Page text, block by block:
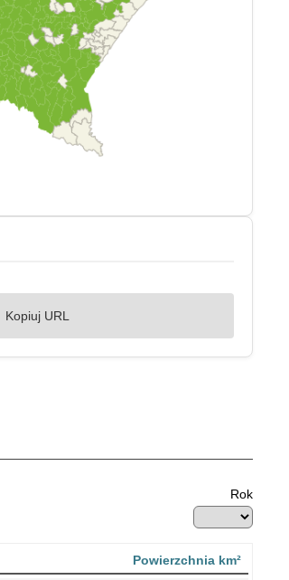
Kopiuj URL
Rok
Powierzchnia km²